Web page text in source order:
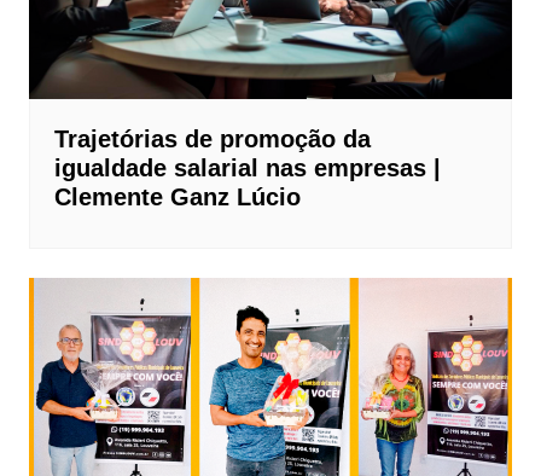
Trajetórias de promoção da
igualdade salarial nas empresas |
Clemente Ganz Lúcio